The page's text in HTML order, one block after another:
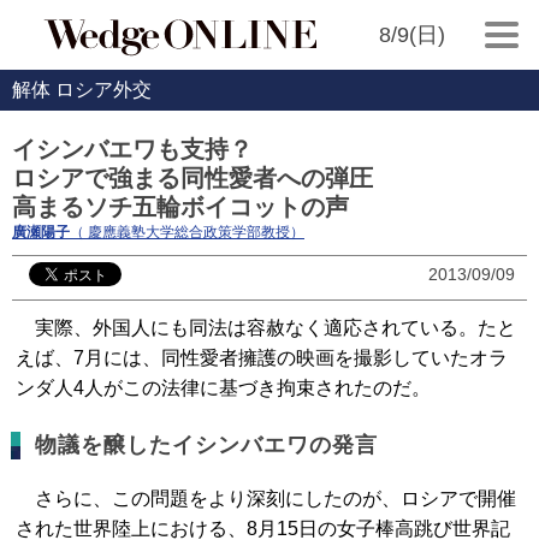
8/9(日)
解体 ロシア外交
イシンバエワも支持？
ロシアで強まる同性愛者への弾圧
高まるソチ五輪ボイコットの声
廣瀬陽子 （ 慶應義塾大学総合政策学部教授）
2013/09/09
実際、外国人にも同法は容赦なく適応されている。たと
えば、7月には、同性愛者擁護の映画を撮影していたオラ
ンダ人4人がこの法律に基づき拘束されたのだ。
物議を醸したイシンバエワの発言
さらに、この問題をより深刻にしたのが、ロシアで開催
された世界陸上における、8月15日の女子棒高跳び世界記